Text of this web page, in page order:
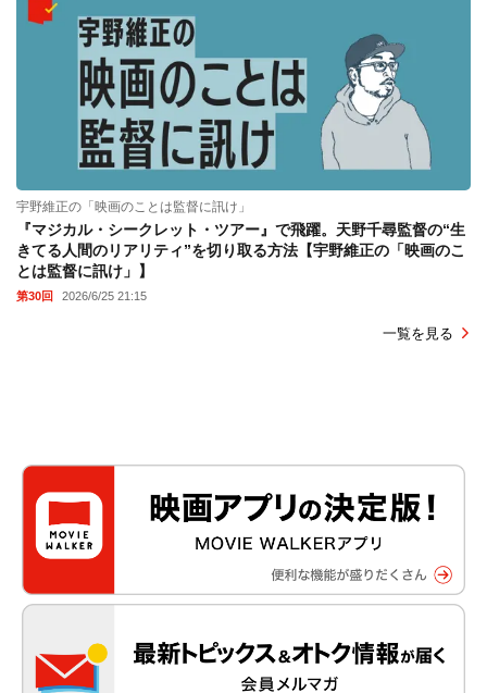
宇野維正の「映画のことは監督に訊け」
『マジカル・シークレット・ツアー』で飛躍。天野千尋監督の“生
きてる人間のリアリティ”を切り取る方法【宇野維正の「映画のこ
とは監督に訊け」】
第30回 2026/6/25 21:15
一覧を見る